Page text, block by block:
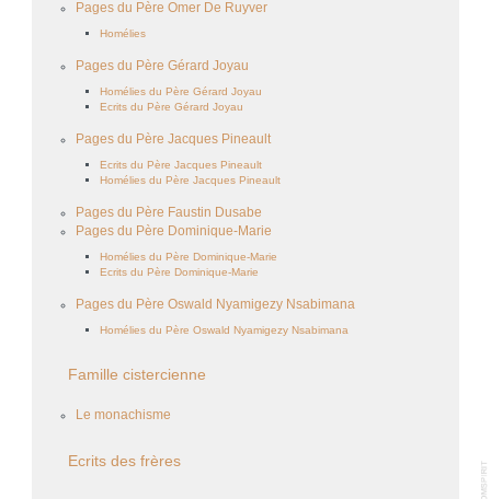
Pages du Père Omer De Ruyver
Homélies
Pages du Père Gérard Joyau
Homélies du Père Gérard Joyau
Ecrits du Père Gérard Joyau
Pages du Père Jacques Pineault
Ecrits du Père Jacques Pineault
Homélies du Père Jacques Pineault
Pages du Père Faustin Dusabe
Pages du Père Dominique-Marie
Homélies du Père Dominique-Marie
Ecrits du Père Dominique-Marie
Pages du Père Oswald Nyamigezy Nsabimana
Homélies du Père Oswald Nyamigezy Nsabimana
Famille cistercienne
Le monachisme
Ecrits des frères